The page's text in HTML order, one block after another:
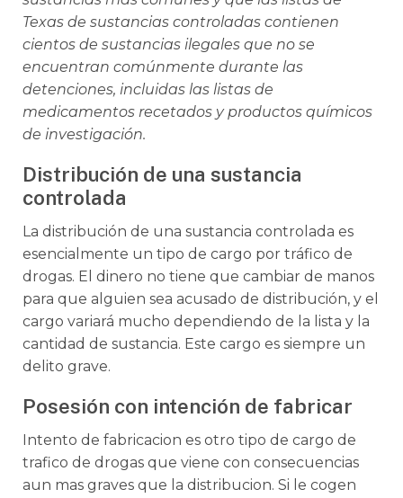
Texas de sustancias controladas contienen
cientos de sustancias ilegales que no se
encuentran comúnmente durante las
detenciones, incluidas las listas de
medicamentos recetados y productos químicos
de investigación.
Distribución de una sustancia
controlada
La distribución de una sustancia controlada es
esencialmente un tipo de cargo por tráfico de
drogas. El dinero no tiene que cambiar de manos
para que alguien sea acusado de distribución, y el
cargo variará mucho dependiendo de la lista y la
cantidad de sustancia. Este cargo es siempre un
delito grave.
Posesión con intención de fabricar
Intento de fabricacion es otro tipo de cargo de
trafico de drogas que viene con consecuencias
aun mas graves que la distribucion. Si le cogen